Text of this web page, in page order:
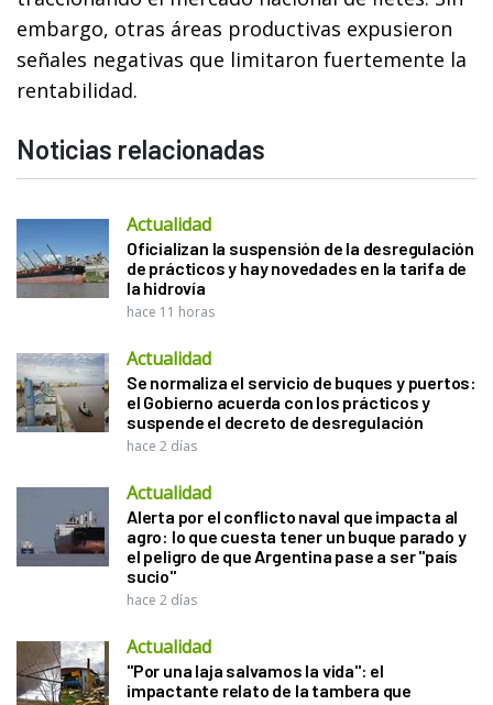
embargo, otras áreas productivas expusieron
señales negativas que limitaron fuertemente la
rentabilidad.
Noticias relacionadas
Actualidad
Oficializan la suspensión de la desregulación
de prácticos y hay novedades en la tarifa de
la hidrovía
hace 11 horas
Actualidad
Se normaliza el servicio de buques y puertos:
el Gobierno acuerda con los prácticos y
suspende el decreto de desregulación
hace 2 días
Actualidad
Alerta por el conflicto naval que impacta al
agro: lo que cuesta tener un buque parado y
el peligro de que Argentina pase a ser "país
sucio"
hace 2 días
Actualidad
"Por una laja salvamos la vida": el
impactante relato de la tambera que